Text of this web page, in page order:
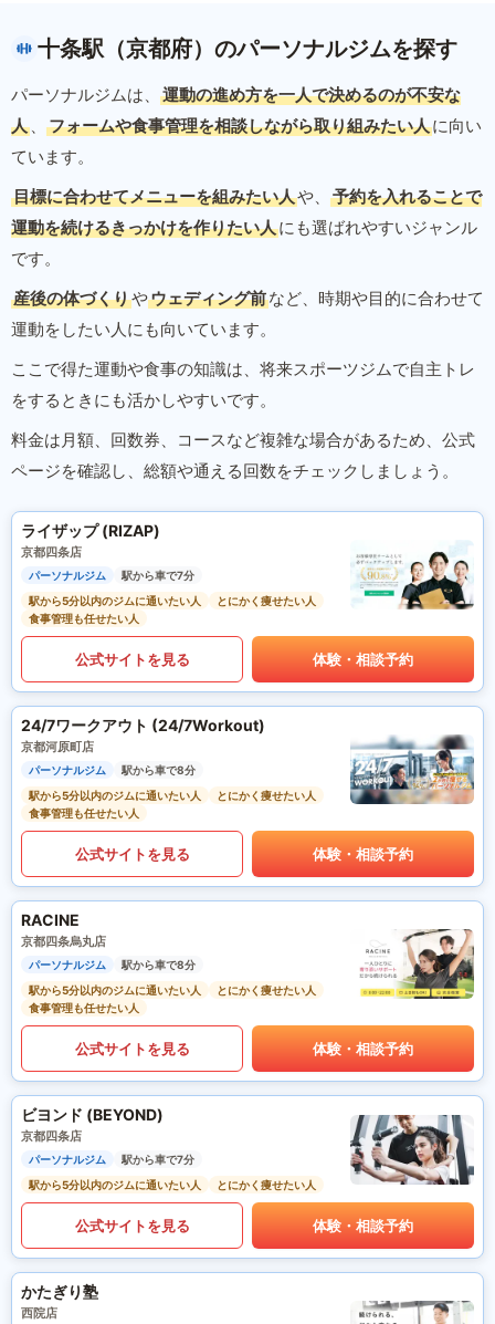
十条駅（京都府）のパーソナルジムを探す
パーソナルジムは、
運動の進め方を一人で決めるのが不安な
人 、 フォームや食事管理を相談しながら取り組みたい人に向い
ています。
目標に合わせてメニューを組みたい人や、
予約を入れることで
運動を続けるきっかけを作りたい人にも選ばれやすいジャンル
です。
産後の体づくりやウェディング前など、時期や目的に合わせて
運動をしたい人にも向いています。
ここで得た運動や食事の知識は、将来スポーツジムで自主トレ
をするときにも活かしやすいです。
料金は月額、回数券、コースなど複雑な場合があるため、公式
ページを確認し、総額や通える回数をチェックしましょう。
ライザップ (RIZAP)
京都四条店
パーソナルジム
駅から車で7分
駅から5分以内のジムに通いたい人
とにかく痩せたい人
食事管理も任せたい人
公式サイトを見る 体験・相談予約
24/7ワークアウト (24/7Workout)
京都河原町店
パーソナルジム
駅から車で8分
駅から5分以内のジムに通いたい人
とにかく痩せたい人
食事管理も任せたい人
公式サイトを見る 体験・相談予約
RACINE
京都四条烏丸店
パーソナルジム
駅から車で8分
駅から5分以内のジムに通いたい人
とにかく痩せたい人
食事管理も任せたい人
公式サイトを見る 体験・相談予約
ビヨンド (BEYOND)
京都四条店
パーソナルジム
駅から車で7分
駅から5分以内のジムに通いたい人
とにかく痩せたい人
公式サイトを見る 体験・相談予約
かたぎり塾
西院店